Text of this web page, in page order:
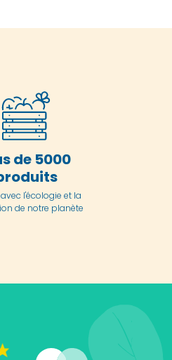
de 5000
l'écologie et la
de notre planète